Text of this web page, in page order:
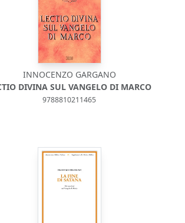
INNOCENZO GARGANO
DIVINA SUL VANGELO DI MARCO
9788810211465